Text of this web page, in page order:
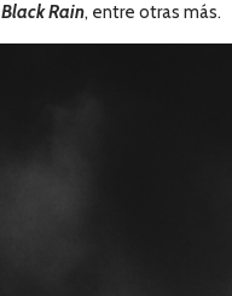
Black Rain, entre otras más.